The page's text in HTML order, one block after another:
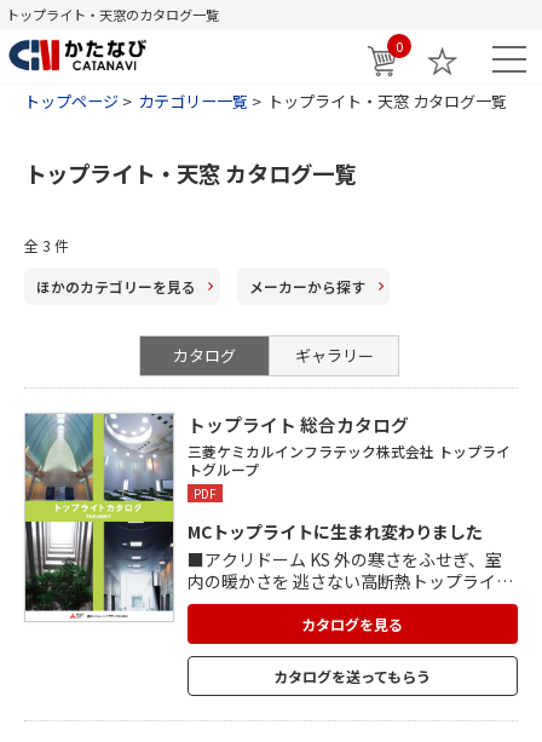
トップライト・天窓のカタログ一覧
0
トップページ カテゴリー一覧 トップライト・天窓 カタログ一覧
トップライト・天窓 カタログ一覧
全 3 件
ほかのカテゴリーを見る メーカーから探す
カタログ ギャラリー
トップライト 総合カタログ
三菱ケミカルインフラテック株式会社 トップライ
トグループ
PDF
MCトップライトに生まれ変わりました
■アクリドーム KS 外の寒さをふせぎ、室
内の暖かさを 逃さない高断熱トップライト
です。 三層構造の優れた断熱性能で 寒冷地
や高気密・高断熱建築物に最適です。 ■ア
クリドーム K 発売以来、様々な建築物に採
用頂いている、 スタンダードな固定式トッ
プライトです。 自然採光による省エネ効果
カタログを見る
カタログを送ってもらう